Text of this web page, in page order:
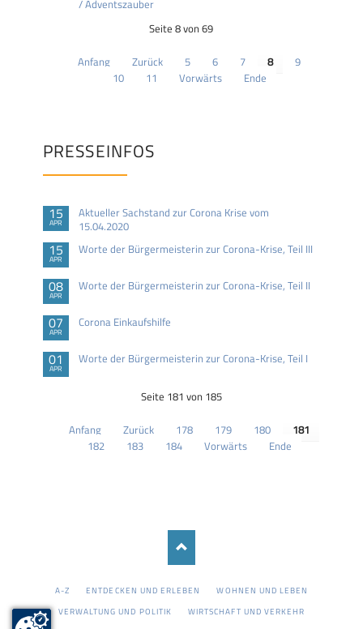
/ Adventszauber
Seite 8 von 69
Anfang Zurück 5 6 7 8
9
10
11 Vorwärts Ende
PRESSEINFOS
15
APR
Aktueller Sachstand zur Corona Krise vom
15.04.2020
15
APR
Worte der Bürgermeisterin zur Corona-Krise, Teil III
08
APR
Worte der Bürgermeisterin zur Corona-Krise, Teil II
07
APR
Corona Einkaufshilfe
01
APR
Worte der Bürgermeisterin zur Corona-Krise, Teil I
Seite 181 von 185
Anfang Zurück 178 179 180
181
182
183 184 Vorwärts Ende
NAVIGATION
A-Z ENTDECKEN UND ERLEBEN
WOHNEN UND LEBEN
VERWALTUNG UND POLITIK
WIRTSCHAFT UND VERKEHR